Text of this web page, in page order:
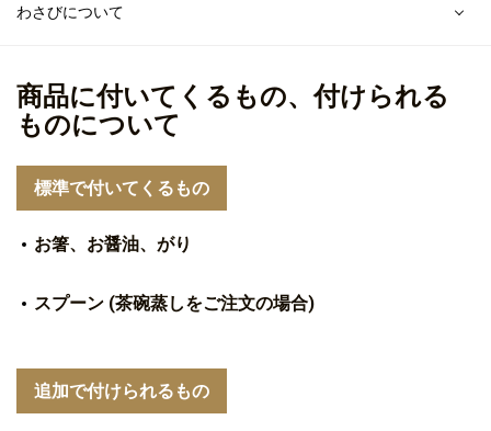
わさびについて
商品に付いてくるもの、付けられる
ものについて
標準で付いてくるもの
お箸、お醤油、がり
スプーン (茶碗蒸しをご注文の場合)
追加で付けられるもの